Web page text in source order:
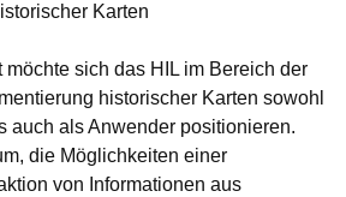
Karten
möchte sich das HIL im Bereich der
historischer Karten sowohl
auch als Anwender positionieren.
die Möglichkeiten einer
von Informationen aus